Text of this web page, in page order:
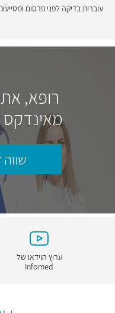
עוברות בדיקה לפני פרסום
רופא,
מאינדקס
ערוץ הוידאו של
Infomed